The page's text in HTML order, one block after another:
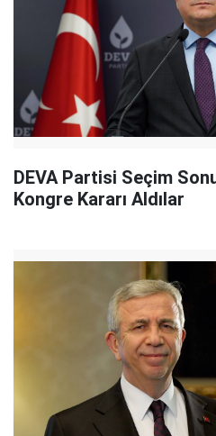
DEVA Partisi Seçim
Kongre Kararı Aldılar